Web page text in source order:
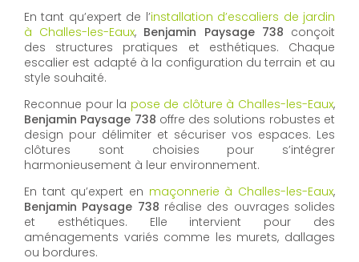
En tant qu’expert de l’installation d’escaliers de jardin
à Challes-les-Eaux, Benjamin Paysage 738 conçoit
des structures pratiques et esthétiques. Chaque
escalier est adapté à la configuration du terrain et au
style souhaité.
Reconnue pour la pose de clôture à Challes-les-Eaux,
Benjamin Paysage 738 offre des solutions robustes et
design pour délimiter et sécuriser vos espaces. Les
clôtures sont choisies pour s’intégrer
harmonieusement à leur environnement.
En tant qu’expert en maçonnerie à Challes-les-Eaux,
Benjamin Paysage 738 réalise des ouvrages solides
et esthétiques. Elle intervient pour des
aménagements variés comme les murets, dallages
ou bordures.